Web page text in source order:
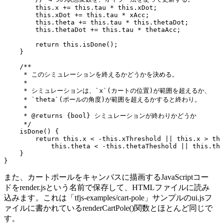
        this.x += this.tau * this.xDot;
        this.xDot += this.tau * xAcc;
        this.theta += this.tau * this.thetaDot;
        this.thetaDot += this.tau * thetaAcc;
        return this.isDone();
    }
    /**
     * このシミュレーションを終えるかどうかを決める。
     *
     * シミュレーションは、`x`(カートの位置)が範囲を超えるか、
     * `theta`(ポールの角度)が範囲を超えるかすると終わり。
     *
     * @returns {bool} シミュレーションが終わりかどうか
     */
    isDone() {
return this.x < -this.xThreshold || this.x >
this.theta < -this.thetaTheshold ||
    }
}
また、カートポールをキャンバスに描画するJavaScriptコー
ドをrender.jsという名前で保存して、HTMLファイルに読み
込みます。これは「tfjs-examples/cart-pole」サンプルのui.jsフ
ァイルに書かれているrenderCartPole()関数とほとんど同じで
す。